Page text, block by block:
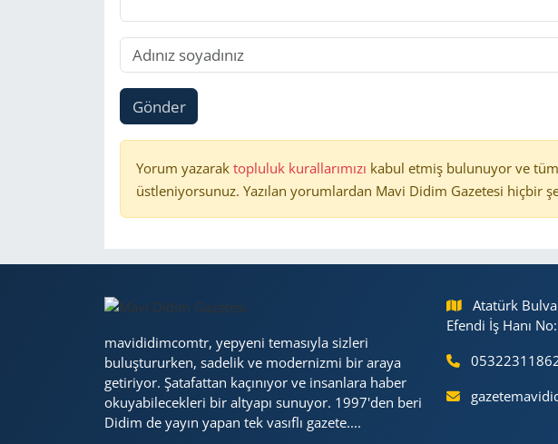
Gönder
Yorum yazarak topluluk kurallarımızı kabul etmiş bulunuyor ve
üstleniyorsunuz. Yazılan yorumlardan Mavi Didim Gazetesi hiçbir
mavididimcomtr, yepyeni temasıyla sizleri
buluştururken, sadelik ve modernizmi bir araya
getiriyor. Şatafattan kaçınıyor ve insanlara haber
okuyabilecekleri bir altyapı sunuyor. 1997'den beri
Didim de yayın yapan tek vasıflı gazete....
Atatürk
Efendi İş Hanı